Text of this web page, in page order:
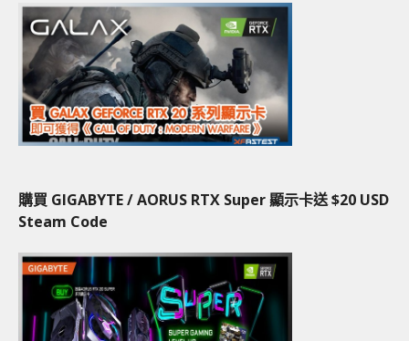
購買 GIGABYTE / AORUS RTX Super 顯示卡送 $20 USD
Steam Code